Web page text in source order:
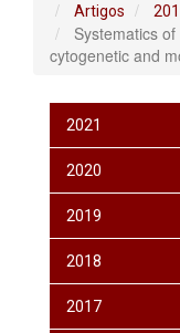
Artigos
Systematics
cytogenetic and
2021
2020
2019
2018
2017